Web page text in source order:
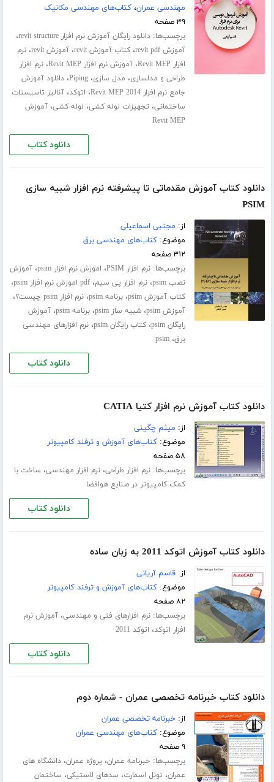
مهندسی عمران،کتاب‌های مهندسی مکانیک
۳۹ صفحه
برچسب‌ها:دانلود رایگان آموزش نرم افزار revit structure ،
آموزش revit pdf ،کتاب آموزش revit ،آموزش revit ،نرم
افزار Revit MEP
،آموزش نرم افزار Revit MEP ،نرم افزار
طراحی و مدلسازی، مدل سازی،Piping،دانلود آموزش
جامع نرم افزار Revit MEP 2014
، اتوکد،آنالیز تاسیستات
ساختمانی، تجهیزات لوله کشی، لوله کشی،آموزش
Revit MEP
دانلود کتاب
دانلود کتاب آموزش مقدماتی تا پیشرفته نرم افزار شبیه سازی
PSIM
از: مجتبی اسماعیلی
موضوع:کتاب‌های مهندسی برق
۳۱۲ صفحه
برچسب‌ها:نرم افزار PSIM ، اموزش نرم افزار psim ،آموزش
نصب psim
،نرم افزار پی سیم،pdf اموزش نرم افزار psim ،
کتاب آموزش psim ،برنامه psim ،نرم افزار psim چیست؟ ،
آموزش psim ،شبیه ساز psim ،برنامه psim ،آموزش
رایگان psim
،کتاب رایگان psim ،نرم افزارهای مهندسی
برق،psim
دانلود کتاب
دانلود کتاب آموزش نرم افزار کتیا CATIA
از: میثم چگینی
موضوع:کتاب‌های آموزش و ترفند کامپیوتر
۵۸ صفحه
برچسب‌ها:نرم افزار طراحی،نرم افزار مهندسی، ساخت با
کمک کامپیوتر در صنایع هوافضا
دانلود کتاب
دانلود کتاب آموزش اتوکد 2011 به زبان ساده
از:قاسم آریانی
موضوع:کتاب‌های آموزش و ترفند کامپیوتر
۸۲ صفحه
برچسب‌ها:نرم افزارهای فنی و مهندسی،آموزش نرم
افزار اتوکد، اتوکد 2011
دانلود کتاب
دانلود کتاب خبرنامه تخصصی عمران - شماره دوم
از:خبرنامه تخصصی عمران
موضوع:کتاب‌های مهندسی عمران
۹ صفحه
برچسب‌ها: خبرنامه عمران، پروژه عمران،دانشگاه های
عمران، تونل اسمارت، سدهای لاستیکی، ساختمان